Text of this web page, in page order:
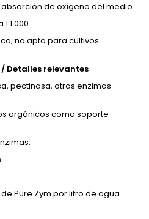
de oxígeno del medio.
no apto para cultivos
Detalles relevantes
pectinasa, otras enzimas
orgánicos como soporte
Pure Zym por litro de agua